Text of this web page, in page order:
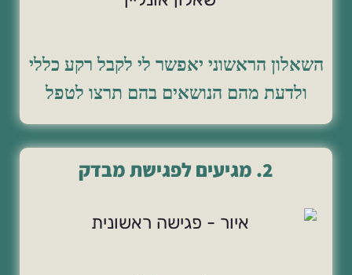
השאלון הראשוני יאפשר לי לקבל רקע כללי
ולדעת מהם הנושאים בהם תרצו לטפל
2. מגיעים לפגישת מבדק